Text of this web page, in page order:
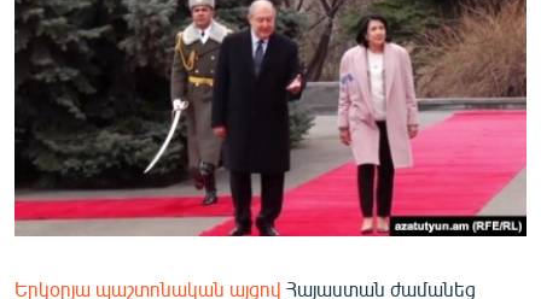
ՊԱՏԵՐԱԶՄԻ 6 ՇԱԲԱԹՆԵՐԸ
ՏԱՐԱԾԱՇՐՋԱՆ
ՄԻՋԱԶԳԱՅԻՆ
ՄՇԱԿՈՒՅԹ
ՍՊՈՐՏ
ՄԵԿՆԱԲԱՆՈՒԹՅՈՒՆ
ՏՏ ԵՒ ԻՆՏԵՐՆԵՏ
Երկօրյա պաշտոնական այցով Հայաստան ժամանեց